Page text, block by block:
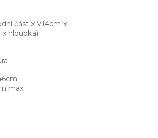
část x V14cm x
x hloubka)
max